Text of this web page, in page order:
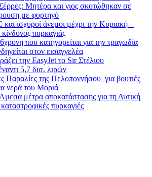
Μητέρα και γιος σκοτώθηκαν σε
με φορτηγό
ισχυροί άνεμοι μέχρι την Κυριακή –
πυρκαγιάς
που κατηγορείται για την τραγωδία
στον εισαγγελέα
την EasyJet το Sir Στέλιου
5,7 δισ. λιρών
Παραλίες της Πελοποννήσου για βουτιές
νερά του Μοριά
μέτρα αποκατάστασης για τη Δυτική
πυρκαγιές